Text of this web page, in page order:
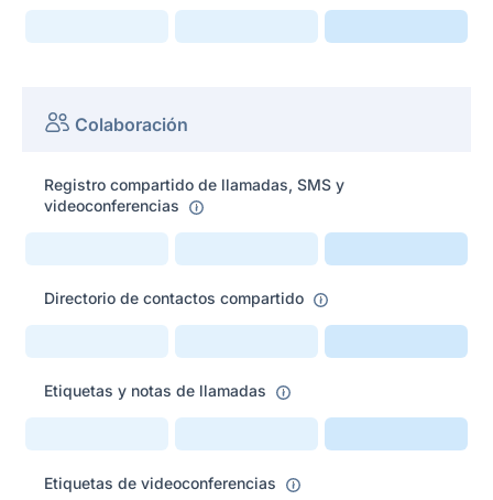
Colaboración
Registro compartido de llamadas, SMS y
videoconferencias
Directorio de contactos compartido
Etiquetas y notas de llamadas
Etiquetas de videoconferencias